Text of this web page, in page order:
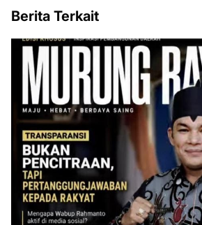
Berita Terkait